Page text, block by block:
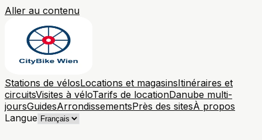
Aller au contenu
Stations de vélosLocations et magasinsItinéraires et
circuitsVisites à véloTarifs de locationDanube multi-
joursGuidesArrondissementsPrès des sitesÀ propos
Langue